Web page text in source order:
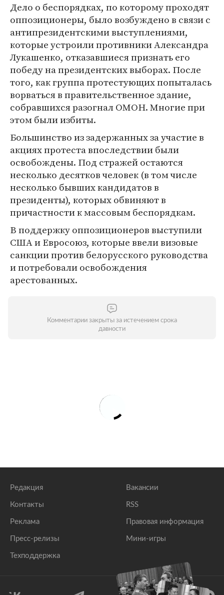
Дело о беспорядках, по которому проходят
оппозиционеры, было возбуждено в связи с
антипрезидентскими выступлениями,
которые устроили противники Александра
Лукашенко, отказавшиеся признать его
победу на президентских выборах. После
того, как группа протестующих попыталась
ворваться в правительственное здание,
собравшихся разогнал ОМОН. Многие при
этом были избиты.
Большинство из задержанных за участие в
акциях протеста впоследствии были
освобождены. Под стражей остаются
несколько десятков человек (в том числе
несколько бывших кандидатов в
президенты), которых обвиняют в
причастности к массовым беспорядкам.
В поддержку оппозиционеров выступили
США и Евросоюз, которые ввели визовые
санкции против белорусского руководства
и потребовали освобождения
арестованных.
Комментарии закрыты за истечением срока
давности
Редакция
Контакты
Реклама
Пресс-релизы
Техподдержка
Вакансии
RSS
Правовая информация
Мини-игры